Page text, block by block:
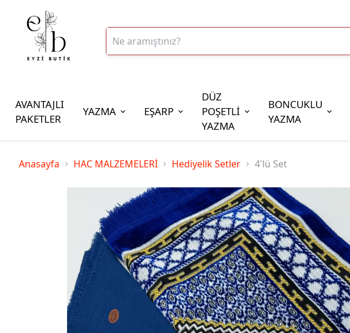
AVANTAJLI
PAKETLER
YAZMA EŞARP
DÜZ
POŞETLİ
YAZMA
BONCUKLU
YAZMA
İplik Çeşitleri
100gr Altınbaşak Polyester İp
350gr Altınbaşak Polyester İp
Anasayfa HAC MALZEMELERİ Hediyelik Setler 4'lü Set